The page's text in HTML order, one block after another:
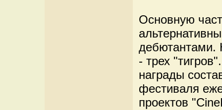
Основную
дебютантами.
- трех
награды
фестиваля
проектов